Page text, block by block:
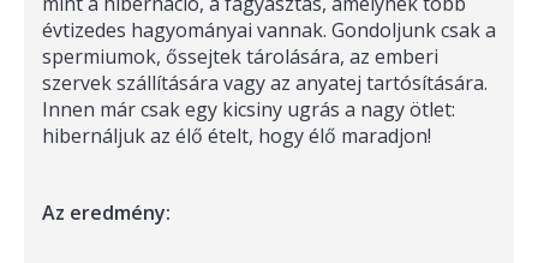
évtizedes hagyományai vannak. Gondoljunk csak a
spermiumok, őssejtek tárolására, az emberi
szervek szállítására vagy az anyatej tartósítására.
Innen már csak egy kicsiny ugrás a nagy ötlet:
hibernáljuk az élő ételt, hogy élő maradjon!
Az eredmény: